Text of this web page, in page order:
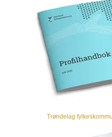
Trøndelag